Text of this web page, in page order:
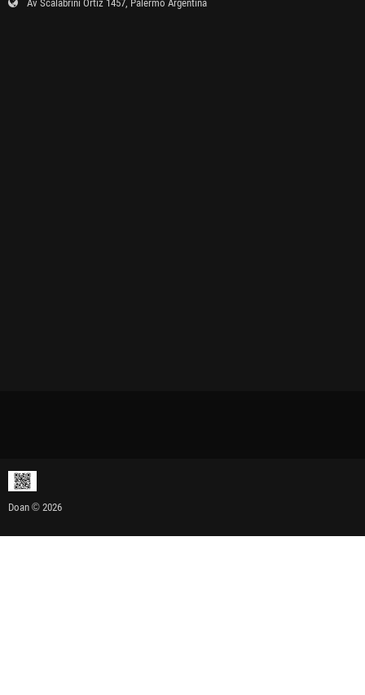
Av Scalabrini Ortiz 1457, Palermo Argentina
Doan © 2026